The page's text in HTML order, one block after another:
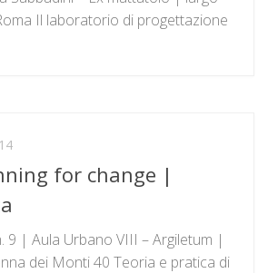
Il laboratorio di progettazione
for change |
9 | Aula Urbano VIII – Argiletum |
dei Monti 40 Teoria e pratica di